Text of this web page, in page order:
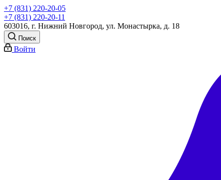
+7 (831) 220-20-05
+7 (831) 220-20-11
603016, г. Нижний Новгород, ул. Монастырка, д. 18
Поиск
Войти